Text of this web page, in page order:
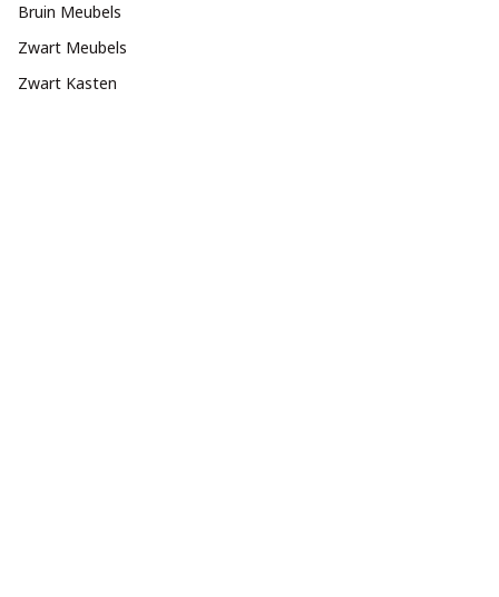
Bruin Meubels
Zwart Meubels
Zwart Kasten